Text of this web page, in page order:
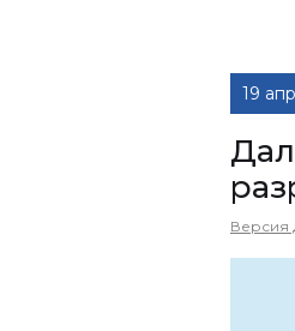
19
Версия